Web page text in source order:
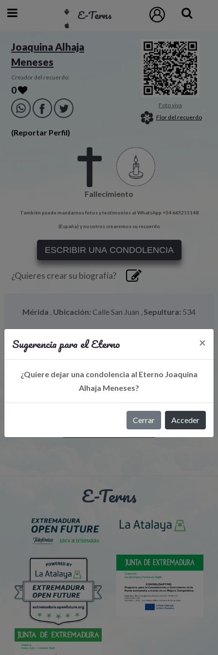
E-Terns
ENG
POR
Inicio
Joaquina Alhaja
Meneses
Creador del recuerdo:
0
(Reportar Perfil)
Foto viva
Flor del recuerdo
Fallecimiento
También puede mandarnos fotos y testimonios al WhatsApp +34 665211148
(España) y nosotros crearemos su recuerdo
ESCRIBIR UNA CONDOLENCIA
¿Quieres crear su biografía?
Mérida , Ubicación: Calle San Juan , Sepultura: 534
Libro de Eterno
Sugerencia para el Eterno ×
¿Quiere dejar una condolencia al Eterno Joaquina
Alhaja Meneses?
Cerrar Acceder
E-Terns